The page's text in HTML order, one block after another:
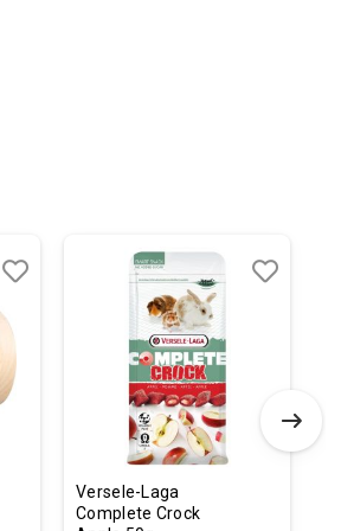
u
listu
želja
Versele-Laga
Complete Crock